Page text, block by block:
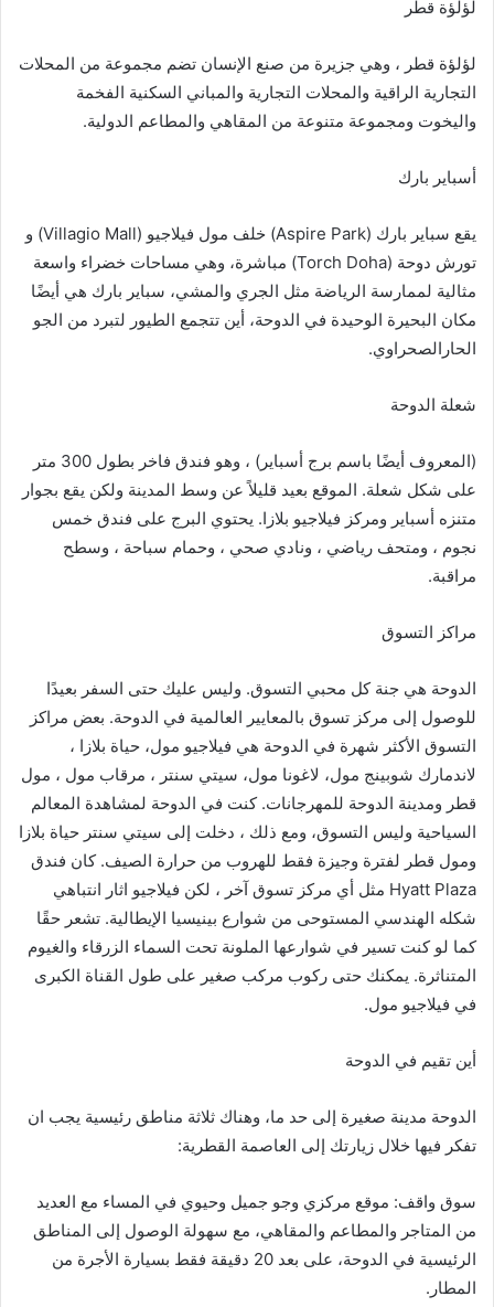
لؤلؤة قطر
لؤلؤة قطر ، وهي جزيرة من صنع الإنسان تضم مجموعة من المحلات
التجارية الراقية والمحلات التجارية والمباني السكنية الفخمة
واليخوت ومجموعة متنوعة من المقاهي والمطاعم الدولية.
أسباير بارك
يقع سباير بارك (Aspire Park) خلف مول فيلاجيو (Villagio Mall) و
تورش دوحة (Torch Doha) مباشرة، وهي مساحات خضراء واسعة
مثالية لممارسة الرياضة مثل الجري والمشي، سباير بارك هي أيضًا
مكان البحيرة الوحيدة في الدوحة، أين تتجمع الطيور لتبرد من الجو
الحارالصحراوي.
شعلة الدوحة
(المعروف أيضًا باسم برج أسباير) ، وهو فندق فاخر بطول 300 متر
على شكل شعلة. الموقع بعيد قليلاً عن وسط المدينة ولكن يقع بجوار
متنزه أسباير ومركز فيلاجيو بلازا. يحتوي البرج على فندق خمس
نجوم ، ومتحف رياضي ، ونادي صحي ، وحمام سباحة ، وسطح
مراقبة.
مراكز التسوق
الدوحة هي جنة كل محبي التسوق. وليس عليك حتى السفر بعيدًا
للوصول إلى مركز تسوق بالمعايير العالمية في الدوحة. بعض مراكز
التسوق الأكثر شهرة في الدوحة هي فيلاجيو مول، حياة بلازا ،
لاندمارك شوبينج مول، لاغونا مول، سيتي سنتر ، مرقاب مول ، مول
قطر ومدينة الدوحة للمهرجانات. كنت في الدوحة لمشاهدة المعالم
السياحية وليس التسوق، ومع ذلك ، دخلت إلى سيتي سنتر حياة بلازا
ومول قطر لفترة وجيزة فقط للهروب من حرارة الصيف. كان فندق
Hyatt Plaza مثل أي مركز تسوق آخر ، لكن فيلاجيو اثار انتباهي
شكله الهندسي المستوحى من شوارع بينيسيا الإيطالية. تشعر حقًا
كما لو كنت تسير في شوارعها الملونة تحت السماء الزرقاء والغيوم
المتناثرة. يمكنك حتى ركوب مركب صغير على طول القناة الكبرى
في فيلاجيو مول.
أين تقيم في الدوحة
الدوحة مدينة صغيرة إلى حد ما، وهناك ثلاثة مناطق رئيسية يجب ان
تفكر فيها خلال زيارتك إلى العاصمة القطرية:
سوق واقف: موقع مركزي وجو جميل وحيوي في المساء مع العديد
من المتاجر والمطاعم والمقاهي، مع سهولة الوصول إلى المناطق
الرئيسية في الدوحة، على بعد 20 دقيقة فقط بسيارة الأجرة من
المطار.